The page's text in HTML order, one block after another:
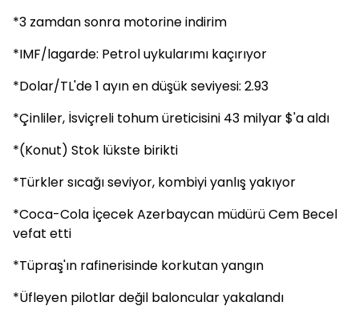
*3 zamdan sonra motorine indirim
*IMF/lagarde: Petrol uykularımı kaçırıyor
*Dolar/TL'de 1 ayın en düşük seviyesi: 2.93
*Çinliler, İsviçreli tohum üreticisini 43 milyar $'a aldı
*(Konut) Stok lükste birikti
*Türkler sıcağı seviyor, kombiyi yanlış yakıyor
*Coca-Cola İçecek Azerbaycan müdürü Cem Becel
vefat etti
*Tüpraş'ın rafinerisinde korkutan yangın
*Üfleyen pilotlar değil baloncular yakalandı